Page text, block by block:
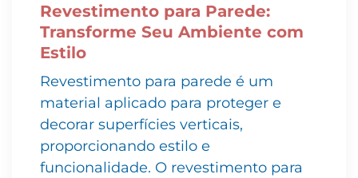
Revestimento para Parede:
Transforme Seu Ambiente com
Estilo
Revestimento para parede é um
material aplicado para proteger e
decorar superfícies verticais,
proporcionando estilo e
funcionalidade. O revestimento para